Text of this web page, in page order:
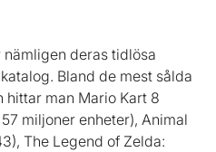
deras tidlösa
Bland de mest sålda
man Mario Kart 8
miljoner enheter), Animal
The Legend of Zelda: